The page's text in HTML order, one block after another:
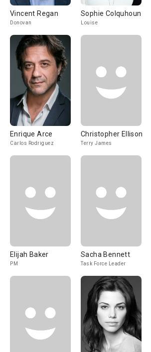
Vincent Regan
Donovan
Sophie Colquhoun
Louise
Enrique Arce
Carlos Rodriguez
Christopher Ellison
Terry James
Elijah Baker
PM
Sacha Bennett
Task Force Leader